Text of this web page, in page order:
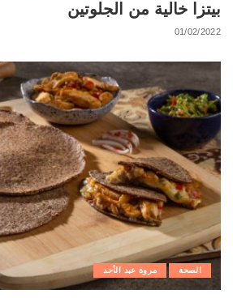
بيتزا خالية من الجلوتين
01/02/2022
الصحة مروة عبد الأحد